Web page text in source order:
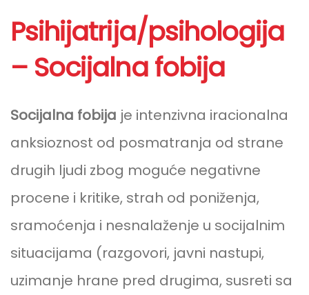
Psihijatrija/psihologija
– Socijalna fobija
Socijalna fobija je intenzivna iracionalna
anksioznost od posmatranja od strane
drugih ljudi zbog moguće negativne
procene i kritike, strah od poniženja,
sramoćenja i nesnalaženje u socijalnim
situacijama (razgovori, javni nastupi,
uzimanje hrane pred drugima, susreti sa